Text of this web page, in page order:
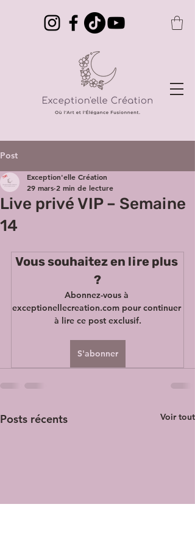
Post
Live privé VIP – Semaine
14
Exception'elle Création
29 mars 2 min de lecture
Vous souhaitez en lire plus
?
Abonnez-vous à
exceptionellecreation.com pour continuer
à lire ce post exclusif.
S'abonner
Posts récents Voir tout